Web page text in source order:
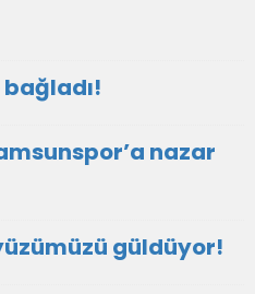
nazar
güldüyor!